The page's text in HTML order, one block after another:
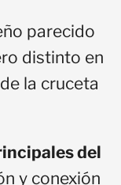
parecido
distinto en
la cruceta
del
y conexión